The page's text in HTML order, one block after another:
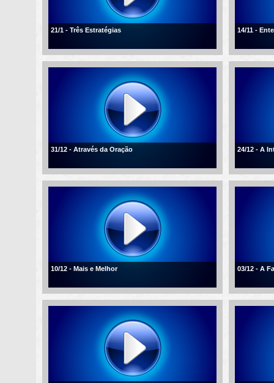
21/1 - Três Estratégias 14/11 -
31/12 - Através da Oração 24/12 - A
10/12 - Mais e Melhor 03/12 - A